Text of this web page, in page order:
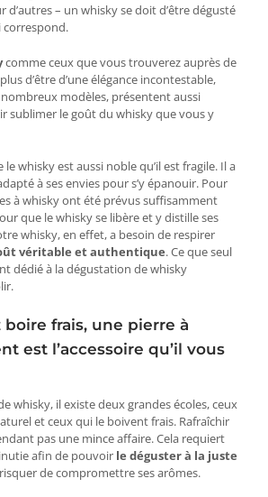
d’autres – un whisky se doit d’être dégusté
correspond.
comme ceux que vous trouverez auprès de
d’être d’une élégance incontestable,
modèles, présentent aussi
sublimer le goût du whisky que vous y
whisky est aussi noble qu’il est fragile. Il a
à ses envies pour s’y épanouir. Pour
à whisky ont été prévus suffisamment
que le whisky se libère et y distille ses
whisky, en effet, a besoin de respirer
véritable et authentique. Ce que seul
dédié à la dégustation de whisky
boire frais, une pierre à
est l’accessoire qu’il vous
whisky, il existe deux grandes écoles, ceux
et ceux qui le boivent frais. Rafraîchir
pas une mince affaire. Cela requiert
afin de pouvoir le déguster à la juste
de compromettre ses arômes.